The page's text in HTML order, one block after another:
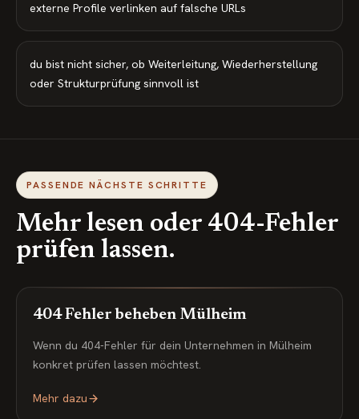
externe Profile verlinken auf falsche URLs
du bist nicht sicher, ob Weiterleitung, Wiederherstellung
oder Strukturprüfung sinnvoll ist
PASSENDE NÄCHSTE SCHRITTE
Mehr lesen oder 404-Fehler
prüfen lassen.
404 Fehler beheben Mülheim
Wenn du 404-Fehler für dein Unternehmen in Mülheim
konkret prüfen lassen möchtest.
Mehr dazu